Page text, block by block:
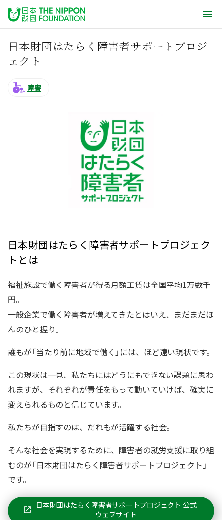
日本財団はたらく障害者サポートプロジ
ェクト
障害
日本財団はたらく障害者サポートプロジェク
トとは
福祉施設で働く障害者が得る月額工賃は全国平均1万数千
円。
一般企業で働く障害者が増えてきたとはいえ、まだまだほ
んのひと握り。
誰もが「当たり前に地域で働く」には、ほど遠い現状です。
この現状は一見、私たちにはどうにもできない課題に思わ
れますが、それぞれが責任をもって動いていけば、確実に
変えられるものと信じています。
私たちが目指すのは、だれもが活躍する社会。
そんな社会を実現するために、障害者の就労支援に取り組
むのが「日本財団はたらく障害者サポートプロジェクト」
です。
日本財団はたらく障害者サポートプロジェクト 公式
ウェブサイト